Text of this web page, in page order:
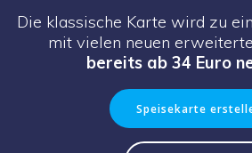
Die klassische Karte wird zu
mit vielen neuen
bereits ab 34 Euro
Speisekarte